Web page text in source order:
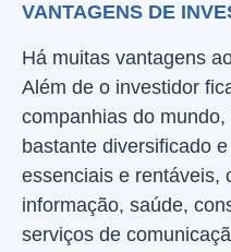
VANTAGENS DE
Há muitas vantagens
Além de o investidor
companhias do
bastante diversificado
essenciais e rentáveis,
informação, saúde,
serviços de